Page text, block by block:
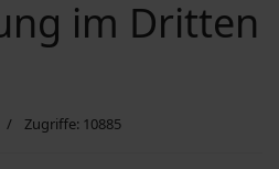
im Dritten
Zugriffe: 10885